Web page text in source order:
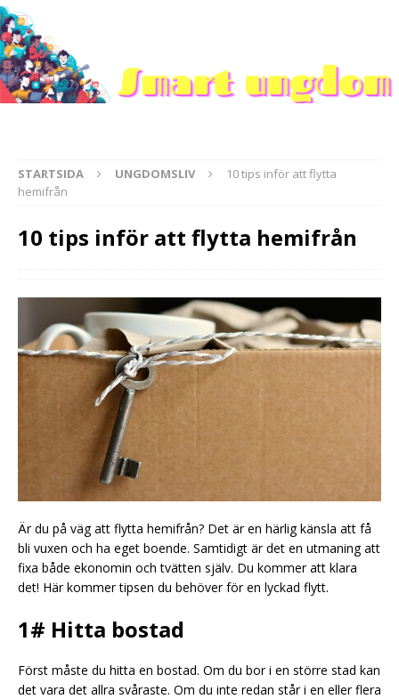
STARTSIDA UNGDOMSLIV
10 tips inför att flytta
hemifrån
10 tips inför att flytta hemifrån
Är du på väg att flytta hemifrån? Det är en härlig känsla att få
bli vuxen och ha eget boende. Samtidigt är det en utmaning att
fixa både ekonomin och tvätten själv. Du kommer att klara
det! Här kommer tipsen du behöver för en lyckad flytt.
1# Hitta bostad
Först måste du hitta en bostad. Om du bor i en större stad kan
det vara det allra svåraste. Om du inte redan står i en eller flera